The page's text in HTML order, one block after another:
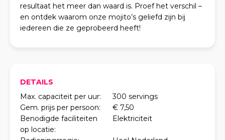
resultaat het meer dan waard is. Proef het verschil –
en ontdek waarom onze mojito’s geliefd zijn bij
iedereen die ze geprobeerd heeft!
DETAILS
Max. capaciteit per uur:
300 servings
Gem. prijs per persoon:
€ 7,50
Benodigde faciliteiten
op locatie:
Elektriciteit